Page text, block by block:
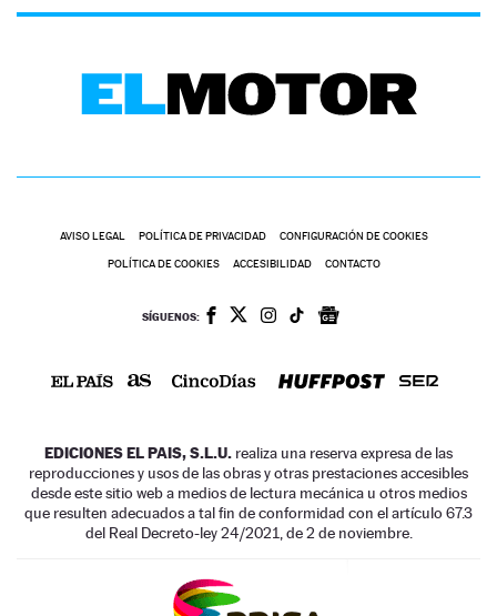
AVISO LEGAL POLÍTICA DE PRIVACIDAD CONFIGURACIÓN DE COOKIES
POLÍTICA DE COOKIES ACCESIBILIDAD CONTACTO
SÍGUENOS:
EDICIONES EL PAIS, S.L.U. realiza una reserva expresa de las
reproducciones y usos de las obras y otras prestaciones accesibles
desde este sitio web a medios de lectura mecánica u otros medios
que resulten adecuados a tal fin de conformidad con el artículo 67.3
del Real Decreto-ley 24/2021, de 2 de noviembre.